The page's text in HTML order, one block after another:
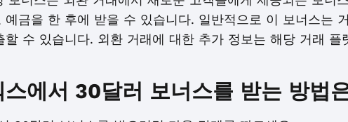
예금을 한 후에 받을 수 있습니다. 일반적으로 이 보너스는
할 수 있습니다. 외환 거래에 대한 추가 정보는 해당 거래 플
스에서 30달러 보너스를 받는 방법